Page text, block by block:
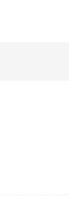
。 与您的
娱乐区域度
酒店集团旗
设施，让
和活力。